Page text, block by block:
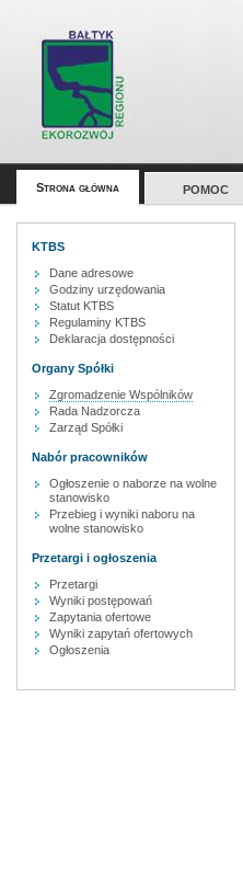
Strona główna POMOC
KTBS
Dane adresowe
Godziny urzędowania
Statut KTBS
Regulaminy KTBS
Deklaracja dostępności
Organy Spółki
Zgromadzenie Wspólników
Rada Nadzorcza
Zarząd Spółki
Nabór pracowników
Ogłoszenie o naborze na wolne
stanowisko
Przebieg i wyniki naboru na
wolne stanowisko
Przetargi i ogłoszenia
Przetargi
Wyniki postępowań
Zapytania ofertowe
Wyniki zapytań ofertowych
Ogłoszenia